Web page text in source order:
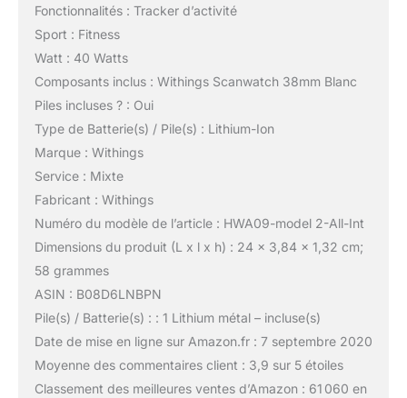
Fonctionnalités : Tracker d’activité
Sport : Fitness
Watt : 40 Watts
Composants inclus : Withings Scanwatch 38mm Blanc
Piles incluses ? : Oui
Type de Batterie(s) / Pile(s) : Lithium-Ion
Marque : Withings
Service : Mixte
Fabricant : Withings
Numéro du modèle de l’article : HWA09-model 2-All-Int
Dimensions du produit (L x l x h) : 24 x 3,84 x 1,32 cm;
58 grammes
ASIN : B08D6LNBPN
Pile(s) / Batterie(s) : : 1 Lithium métal – incluse(s)
Date de mise en ligne sur Amazon.fr : 7 septembre 2020
Moyenne des commentaires client : 3,9 sur 5 étoiles
Classement des meilleures ventes d’Amazon : 61 060 en